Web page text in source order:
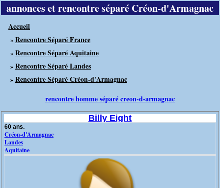
annonces et rencontre séparé Créon-d'Armagnac
Accueil
» Rencontre Séparé France
» Rencontre Séparé Aquitaine
» Rencontre Séparé Landes
» Rencontre Séparé Créon-d'Armagnac
rencontre homme séparé creon-d-armagnac
Billy Eight
60 ans.
Créon-d'Armagnac
Landes
Aquitaine